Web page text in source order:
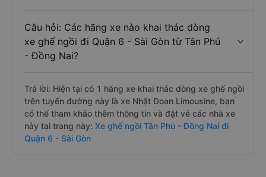
Câu hỏi: Các hãng xe nào khai thác dòng
xe ghế ngồi đi Quận 6 - Sài Gòn từ Tân Phú
- Đồng Nai?
Trả lời: Hiện tại có 1 hãng xe khai thác dòng xe ghế ngồi
trên tuyến đường này là xe Nhật Đoan Limousine, bạn
có thể tham khảo thêm thông tin và đặt vé các nhà xe
này tại trang này: Xe ghế ngồi Tân Phú - Đồng Nai đi
Quận 6 - Sài Gòn